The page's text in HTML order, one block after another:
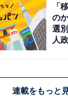
「
の
選
人
連載をもっと